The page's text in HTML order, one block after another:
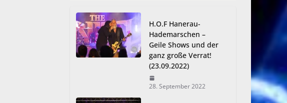
H.O.F Hanerau-
Hademarschen –
Geile Shows und der
ganz große Verrat!
(23.09.2022)
28. September 2022